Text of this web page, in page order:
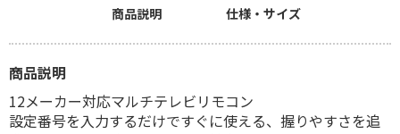
商品説明 仕様・サイズ
商品説明
12メーカー対応マルチテレビリモコン
設定番号を入力するだけですぐに使える、握りやすさを追